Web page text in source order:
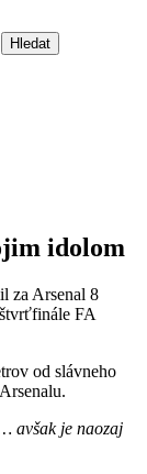
idolom
za Arsenal 8
FA
od slávneho
avšak je naozaj